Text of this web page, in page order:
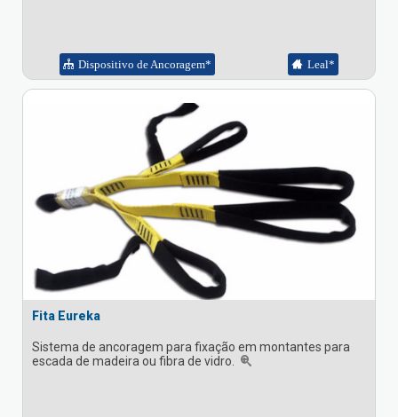
Dispositivo de Ancoragem* Leal*
Fita Eureka
Sistema de ancoragem para fixação em montantes para
escada de madeira ou fibra de vidro.